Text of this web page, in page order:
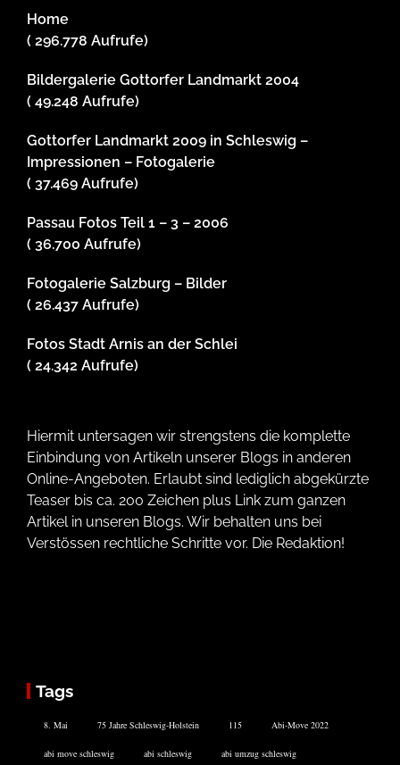
Home
( 296.778 Aufrufe)
Bildergalerie Gottorfer Landmarkt 2004
( 49.248 Aufrufe)
Gottorfer Landmarkt 2009 in Schleswig –
Impressionen – Fotogalerie
( 37.469 Aufrufe)
Passau Fotos Teil 1 – 3 – 2006
( 36.700 Aufrufe)
Fotogalerie Salzburg – Bilder
( 26.437 Aufrufe)
Fotos Stadt Arnis an der Schlei
( 24.342 Aufrufe)
Hiermit untersagen wir strengstens die komplette
Einbindung von Artikeln unserer Blogs in anderen
Online-Angeboten. Erlaubt sind lediglich abgekürzte
Teaser bis ca. 200 Zeichen plus Link zum ganzen
Artikel in unseren Blogs. Wir behalten uns bei
Verstössen rechtliche Schritte vor. Die Redaktion!
Tags
8. Mai 75 Jahre Schleswig-Holstein 115 Abi-Move 2022
abi move schleswig abi schleswig abi umzug schleswig